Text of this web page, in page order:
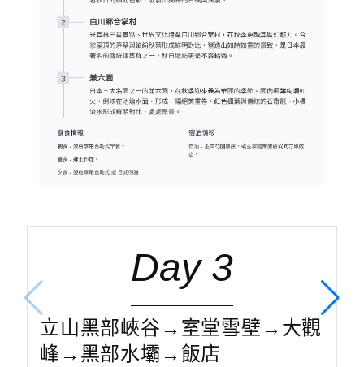
Day 3
立山黑部峽谷→室堂雪壁→大觀
峰→黑部水壩→飯店